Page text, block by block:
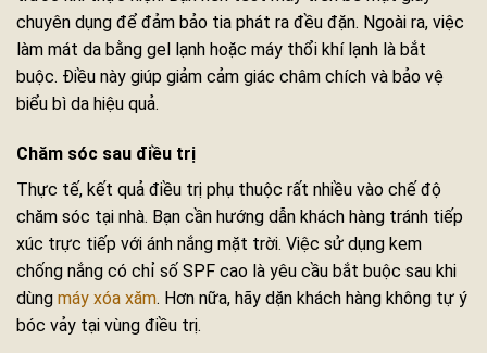
chuyên dụng để đảm bảo tia phát ra đều đặn. Ngoài ra, việc
làm mát da bằng gel lạnh hoặc máy thổi khí lạnh là bắt
buộc. Điều này giúp giảm cảm giác châm chích và bảo vệ
biểu bì da hiệu quả.
Chăm sóc sau điều trị
Thực tế, kết quả điều trị phụ thuộc rất nhiều vào chế độ
chăm sóc tại nhà. Bạn cần hướng dẫn khách hàng tránh tiếp
xúc trực tiếp với ánh nắng mặt trời. Việc sử dụng kem
chống nắng có chỉ số SPF cao là yêu cầu bắt buộc sau khi
dùng máy xóa xăm. Hơn nữa, hãy dặn khách hàng không tự ý
bóc vảy tại vùng điều trị.